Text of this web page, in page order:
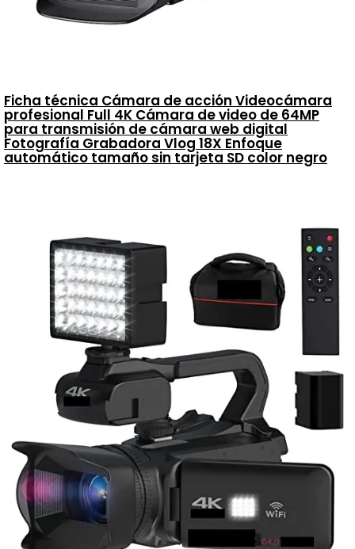
Ficha técnica Cámara de acción Videocámara
profesional Full 4K Cámara de video de 64MP
para transmisión de cámara web digital
Fotografía Grabadora Vlog 18X Enfoque
automático tamaño sin tarjeta SD color negro